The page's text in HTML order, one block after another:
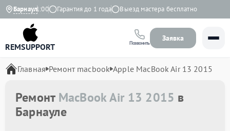
Барнаул
до 21:00 Гарантия до 1 года Выезд мастера бесплатно
REMSUPPORT Позвонить
Заявка
Главная Ремонт macbook Apple MacBook Air 13 2015
Ремонт MacBook Air 13 2015 в
Барнауле